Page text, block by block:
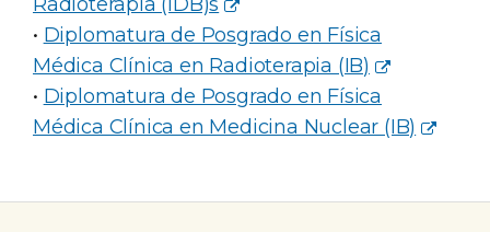
• Diplomatura de Posgrado en Física
Médica Clínica en Radioterapia (IB)
• Diplomatura de Posgrado en Física
Médica Clínica en Medicina Nuclear (IB)